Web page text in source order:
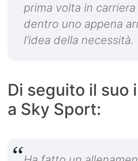
prima volta in
dentro uno appena
l’idea della necessità.
Di seguito il suo
a Sky Sport: